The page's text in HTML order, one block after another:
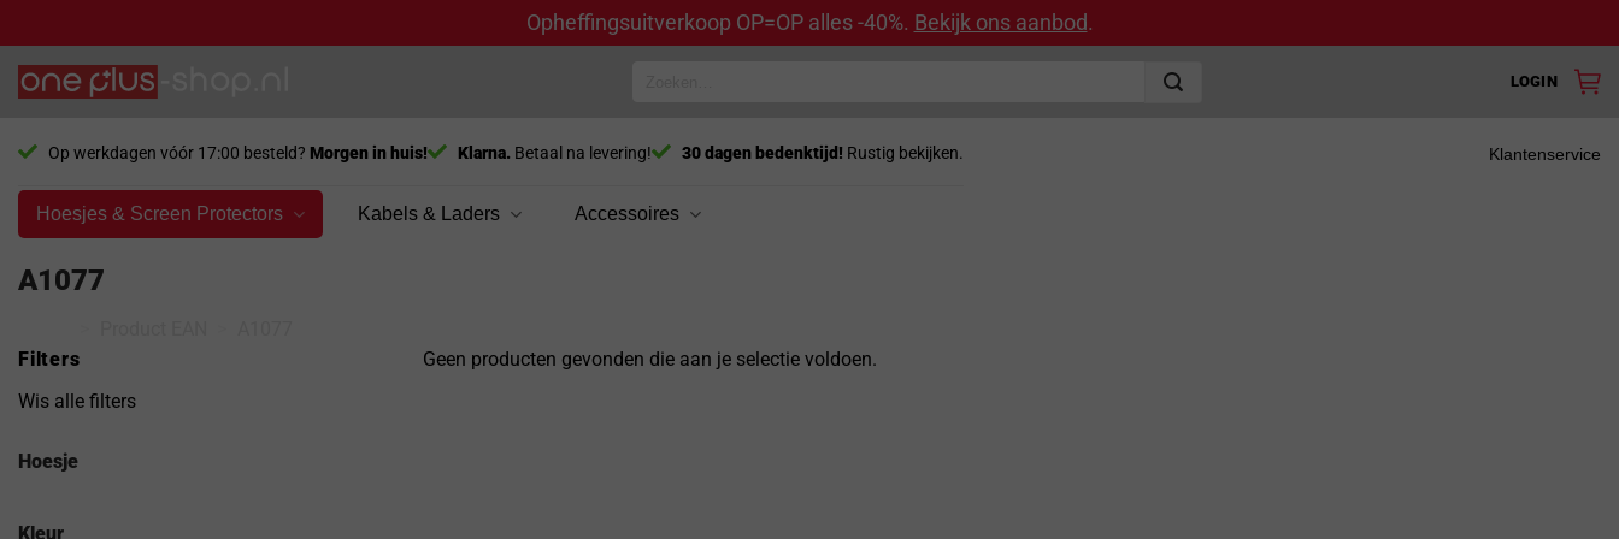
Opheffingsuitverkoop OP=OP alles -40%. Bekijk ons aanbod.
Ga
naar
LOGIN
Op werkdagen vóór 17:00 besteld? Morgen in huis! Klarna. Betaal na levering! 30 dagen bedenktijd! Rustig bekijken. Klantenservice
Hoesjes & Screen Protectors Kabels & Laders Accessoires
A1077
Filters
Wis alle filters
Hoesje
Kleur
Geen producten gevonden die aan je selectie voldoen.